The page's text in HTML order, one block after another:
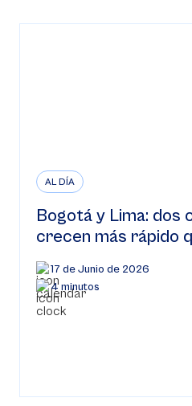
AL DÍA
Bogotá y Lima: dos
crecen más rápido
17 de Junio de 2026
4 minutos